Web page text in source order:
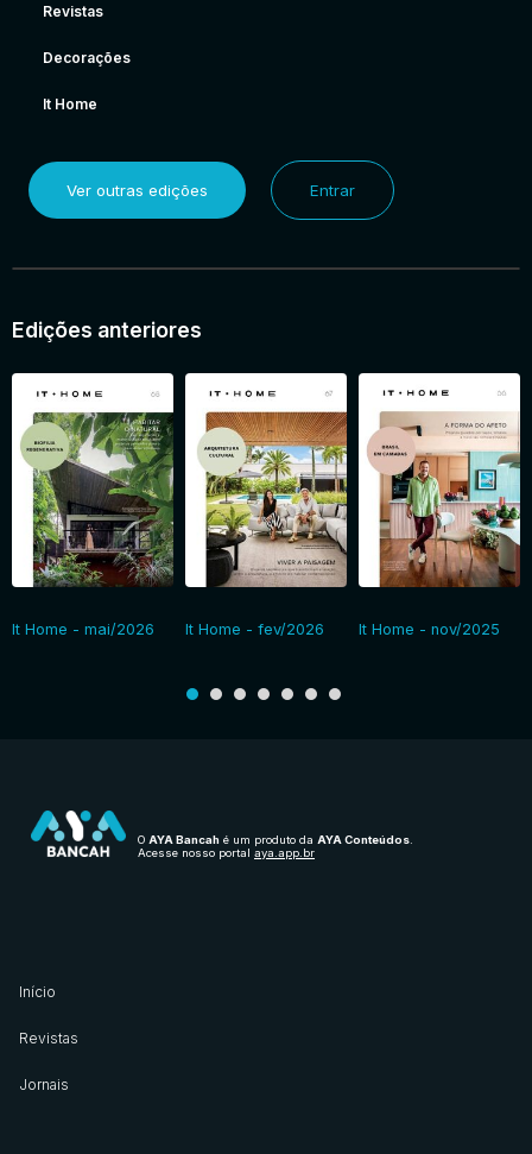
Revistas
Decorações
It Home
Ver outras edições Entrar
Edições anteriores
It Home - mai/2026 It Home - fev/2026 It Home - nov/2025
O AYA Bancah é um produto da AYA Conteúdos.
Acesse nosso portal aya.app.br
Início
Revistas
Jornais